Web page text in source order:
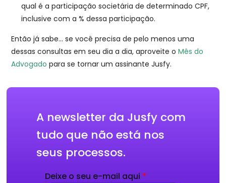
qual é a participação societária de determinado CPF,
inclusive com a % dessa participação.
Então já sabe… se você precisa de pelo menos uma
dessas consultas em seu dia a dia, aproveite oMês do
Advogado para se tornar um assinante Jusfy.
A newsletter da Jusfy com
tudo que não está nos
seus processos.